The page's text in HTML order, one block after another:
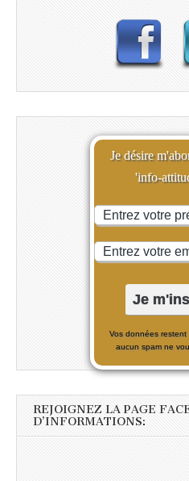
Je désire
'info-
Vos données
aucun spam ne
REJOIGNEZ LA PAGE
D’INFORMATIONS: